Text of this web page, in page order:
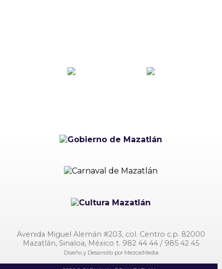
Avenida Miguel Alemán #203, col. Centro c.p. 82000
Mazatlán, Sinaloa, México t. 982 44 44 / 985 42 45
Diseño y Desarrollo por MezcalMedia